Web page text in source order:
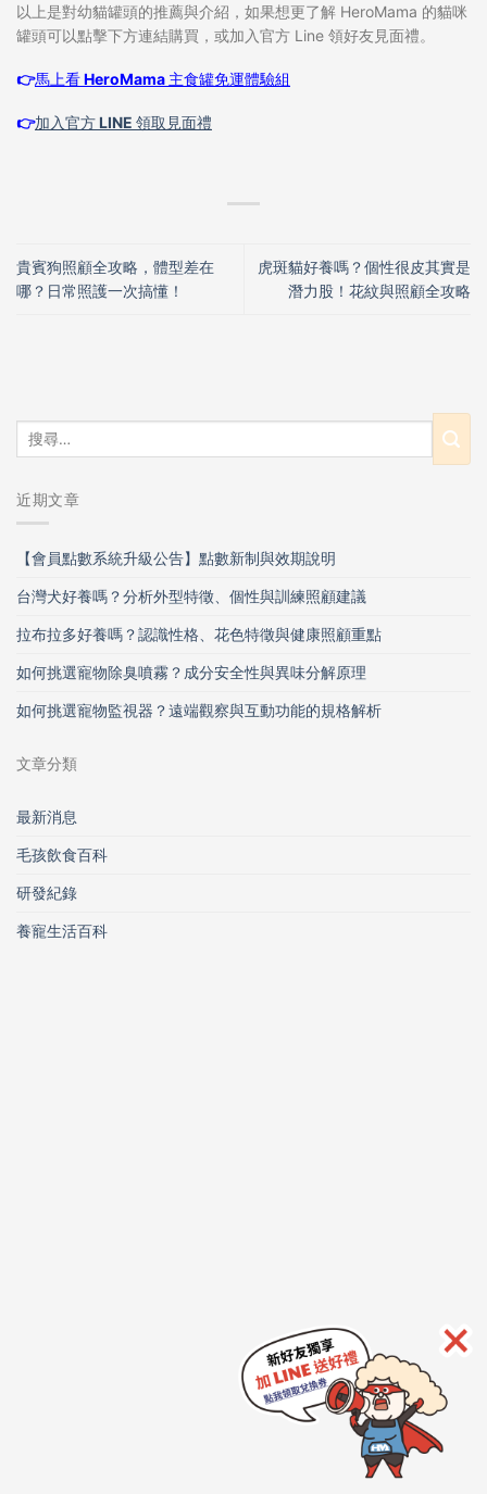
近期文章
【會員點數系統升級公告】點數新制與效期說明
台灣犬好養嗎？分析外型特徵、個性與訓練照顧建議
拉布拉多好養嗎？認識性格、花色特徵與健康照顧重點
如何挑選寵物除臭噴霧？成分安全性與異味分解原理
如何挑選寵物監視器？遠端觀察與互動功能的規格解析
文章分類
最新消息
毛孩飲食百科
研發紀錄
養寵生活百科
以上是對幼貓罐頭的推薦與介紹，如果想更了解 HeroMama 的貓咪
罐頭可以點擊下方連結購買，或加入官方 Line 領好友見面禮。
👉馬上看HeroMama 主食罐免運體驗組
👉加入官方 LINE 領取見面禮
貴賓狗照顧全攻略，體型差在
哪？日常照護一次搞懂！
虎斑貓好養嗎？個性很皮其實是
潛力股！花紋與照顧全攻略